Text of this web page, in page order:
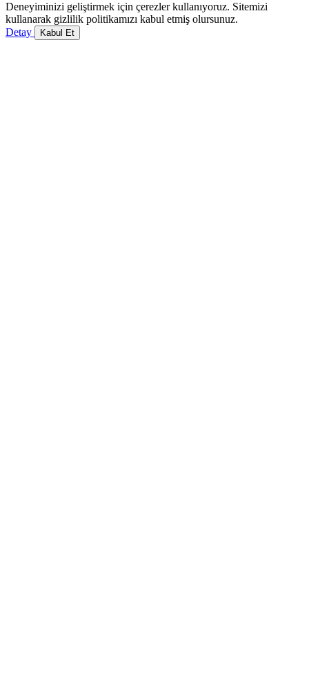
Deneyiminizi geliştirmek için çerezler kullanıyoruz. Sitemizi
kullanarak gizlilik politikamızı kabul etmiş olursunuz.
Detay
Kabul Et